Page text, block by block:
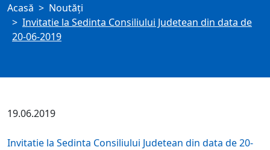
Acasă
Noutăți
Invitatie la Sedinta Consiliului Judetean din data de
20-06-2019
19.06.2019
Invitatie la Sedinta Consiliului Judetean din data de 20-